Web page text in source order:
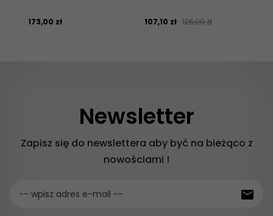
173,00 zł 107,10 zł 126,00 zł
Newsletter
Zapisz się do newslettera aby być na bieżąco z
nowościami !
-- wpisz adres e-mail --